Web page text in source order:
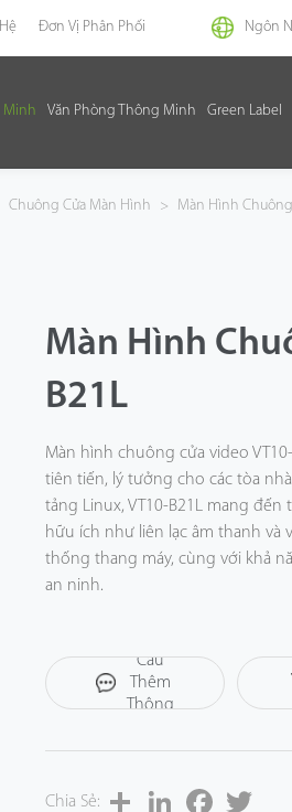
Đơn Vị Phân Phối Ngôn
Minh Văn Phòng Thông Minh
Green Label
Chuông Cửa Màn Hình >
Màn Hình
Màn Hình
B21L
Màn hình chuông cửa video
tiên tiến, lý tưởng cho các tòa
tảng Linux, VT10-B21L mang
hữu ích như liên lạc âm thanh và
thống thang máy, cùng với khả
an ninh.
Cầu
Thêm
Thông
Chia Sẻ:
Share LinkedInFacebook